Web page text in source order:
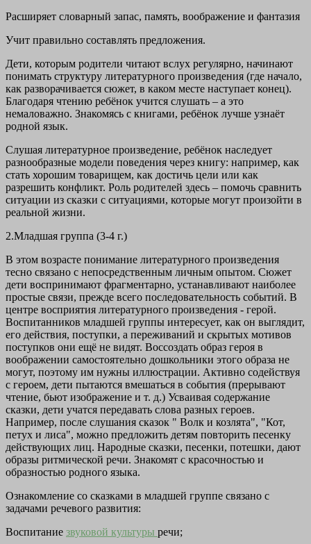
Расширяет словарный запас, память, воображение и фантазия
Учит правильно составлять предложения.
Дети, которым родители читают вслух регулярно, начинают
понимать структуру литературного произведения (где начало,
как разворачивается сюжет, в каком месте наступает конец).
Благодаря чтению ребёнок учится слушать – а это
немаловажно. Знакомясь с книгами, ребёнок лучше узнаёт
родной язык.
Слушая литературное произведение, ребёнок наследует
разнообразные модели поведения через книгу: например, как
стать хорошим товарищем, как достичь цели или как
разрешить конфликт. Роль родителей здесь – помочь сравнить
ситуации из сказки с ситуациями, которые могут произойти в
реальной жизни.
2.Младшая группа (3-4 г.)
В этом возрасте понимание литературного произведения
тесно связано с непосредственным личным опытом. Сюжет
дети воспринимают фрагментарно, устанавливают наиболее
простые связи, прежде всего последовательность событий. В
центре восприятия литературного произведения - герой.
Воспитанников младшей группы интересует, как он выглядит,
его действия, поступки, а переживаний и скрытых мотивов
поступков они ещё не видят. Воссоздать образ героя в
воображении самостоятельно дошкольники этого образа не
могут, поэтому им нужны иллюстрации. Активно содействуя
с героем, дети пытаются вмешаться в события (прерывают
чтение, бьют изображение и т. д.) Усваивая содержание
сказки, дети учатся передавать слова разных героев.
Например, после слушания сказок " Волк и козлята", "Кот,
петух и лиса", можно предложить детям повторить песенку
действующих лиц. Народные сказки, песенки, потешки, дают
образы ритмической речи. Знакомят с красочностью и
образностью родного языка.
Ознакомление со сказками в младшей группе связано с
задачами речевого развития:
Воспитание звуковой культуры речи;